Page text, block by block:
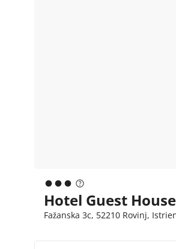
Hotel Guest
Fažanska 3c, 52210 Rovinj,